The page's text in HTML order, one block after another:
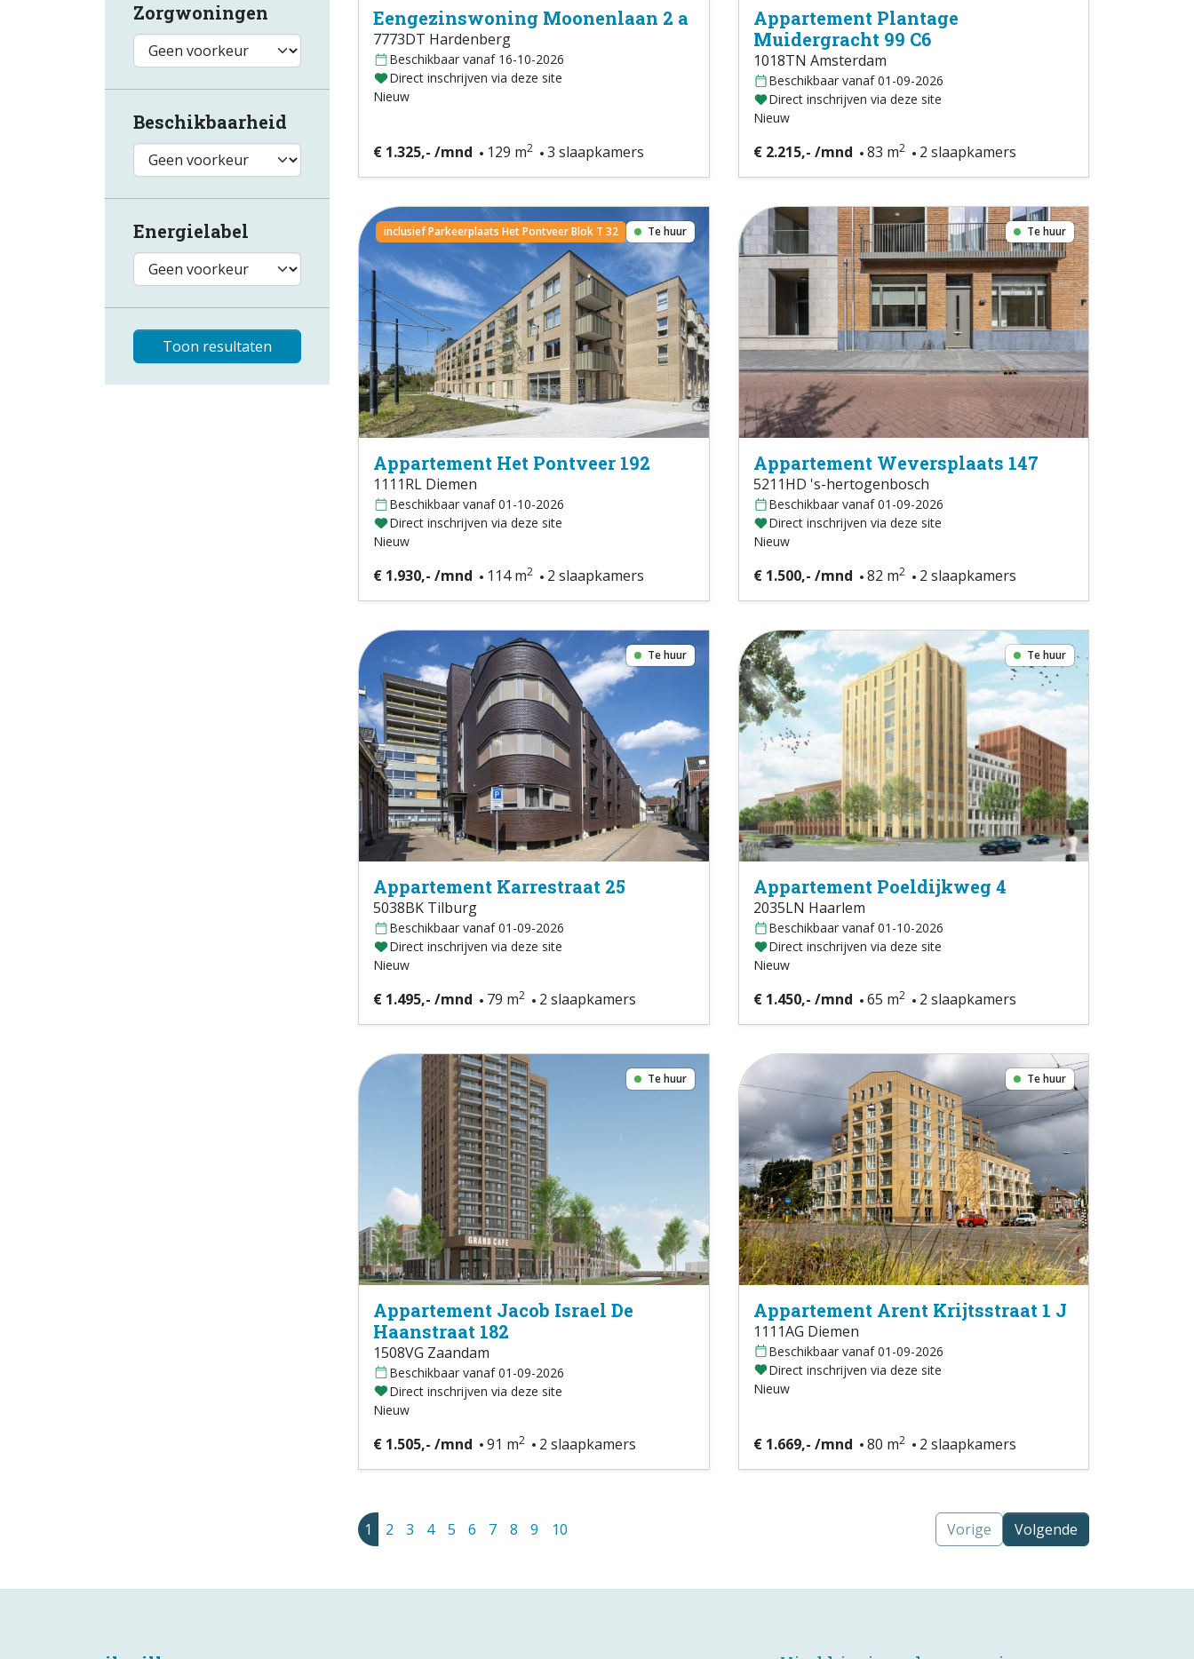
Zorgwoningen
Beschikbaarheid
Energielabel
Toon resultaten
Eengezinswoning Moonenlaan 2 a
7773DT Hardenberg
Beschikbaar vanaf 16-10-2026
Direct inschrijven via deze site
Nieuw
€ 1.325,- /mnd 129 m2 3 slaapkamers
Appartement Plantage
Muidergracht 99 C6
1018TN Amsterdam
Beschikbaar vanaf 01-09-2026
Direct inschrijven via deze site
Nieuw
€ 2.215,- /mnd 83 m2 2 slaapkamers
inclusief Parkeerplaats Het Pontveer Blok T 32 Te huur
Appartement Het Pontveer 192
1111RL Diemen
Beschikbaar vanaf 01-10-2026
Direct inschrijven via deze site
Nieuw
€ 1.930,- /mnd 114 m2 2 slaapkamers
Te huur
Appartement Weversplaats 147
5211HD 's-hertogenbosch
Beschikbaar vanaf 01-09-2026
Direct inschrijven via deze site
Nieuw
€ 1.500,- /mnd 82 m2 2 slaapkamers
Te huur
Appartement Karrestraat 25
5038BK Tilburg
Beschikbaar vanaf 01-09-2026
Direct inschrijven via deze site
Nieuw
€ 1.495,- /mnd 79 m2 2 slaapkamers
Te huur
Appartement Poeldijkweg 4
2035LN Haarlem
Beschikbaar vanaf 01-10-2026
Direct inschrijven via deze site
Nieuw
€ 1.450,- /mnd 65 m2 2 slaapkamers
Te huur
Appartement Jacob Israel De
Haanstraat 182
1508VG Zaandam
Beschikbaar vanaf 01-09-2026
Direct inschrijven via deze site
Nieuw
€ 1.505,- /mnd 91 m2 2 slaapkamers
Te huur
Appartement Arent Krijtsstraat 1 J
1111AG Diemen
Beschikbaar vanaf 01-09-2026
Direct inschrijven via deze site
Nieuw
€ 1.669,- /mnd 80 m2 2 slaapkamers
1 2 3 4 5 6 7 8 9 10 Vorige Volgende